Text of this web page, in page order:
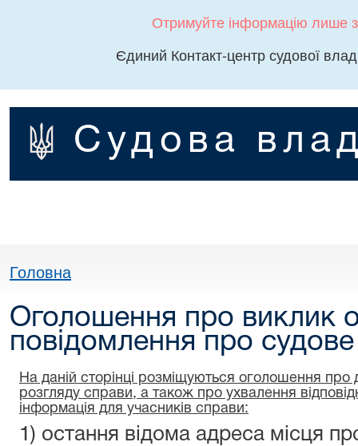
Отримуйте інформацію лише
Єдиний Контакт-центр судової
Судова
Головна
Оголошення про виклик
повідомлення про
На даній сторінці розміщуються оголошення про
розгляду справи, а також про ухвалення
інформація для учасників справи:
1) остання відома адреса місця